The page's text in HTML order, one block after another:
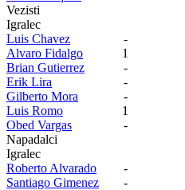
Vezisti
Igralec
Luis Chavez
-
Alvaro Fidalgo
1
Brian Gutierrez
-
Erik Lira
-
Gilberto Mora
-
Luis Romo
1
Obed Vargas
-
Napadalci
Igralec
Roberto Alvarado
-
Santiago Gimenez
-